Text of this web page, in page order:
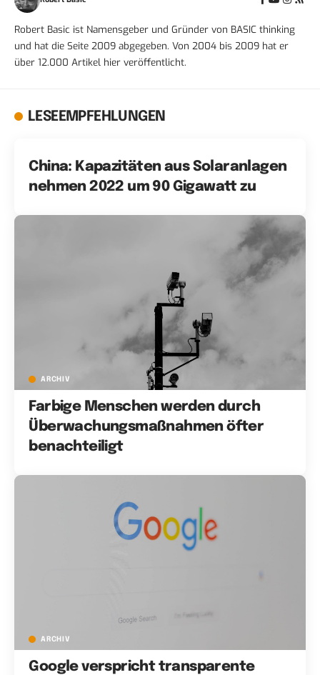
Robert Basic ist Namensgeber und Gründer von BASIC thinking
und hat die Seite 2009 abgegeben. Von 2004 bis 2009 hat er
über 12.000 Artikel hier veröffentlicht.
LESEEMPFEHLUNGEN
China: Kapazitäten aus Solaranlagen
nehmen 2022 um 90 Gigawatt zu
ARCHIV
Farbige Menschen werden durch
Überwachungsmaßnahmen öfter
benachteiligt
ARCHIV
Google verspricht transparente